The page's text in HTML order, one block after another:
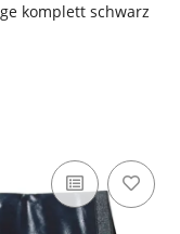
komplett schwarz